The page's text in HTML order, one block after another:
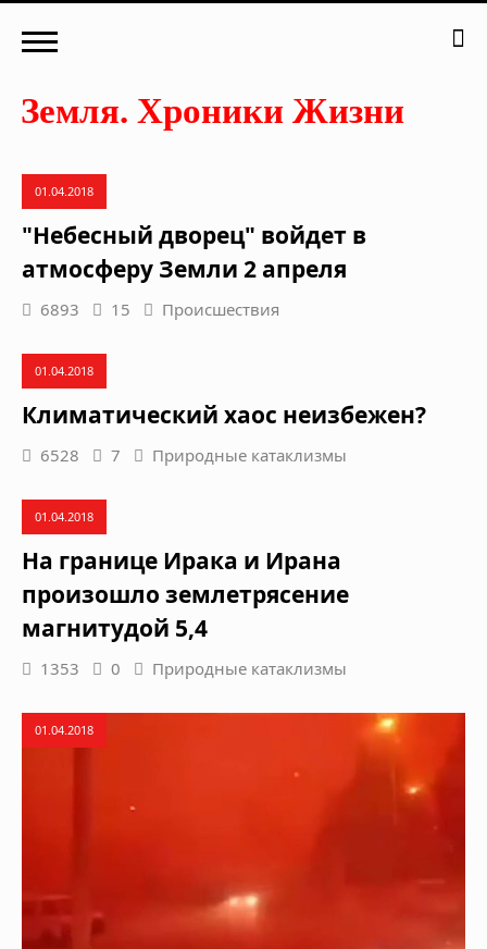
01.04.2018
"Небесный дворец" войдет в
атмосферу Земли 2 апреля
6893 15 Происшествия
01.04.2018
Климатический хаос неизбежен?
6528 7 Природные катаклизмы
01.04.2018
На границе Ирака и Ирана
произошло землетрясение
магнитудой 5,4
1353 0 Природные катаклизмы
01.04.2018